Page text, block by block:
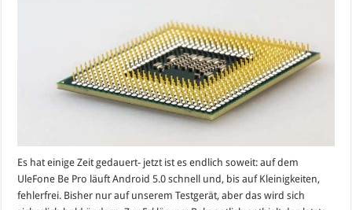
Es hat einige Zeit gedauert- jetzt ist es endlich soweit: auf dem
UleFone Be Pro läuft Android 5.0 schnell und, bis auf Kleinigkeiten,
fehlerfrei. Bisher nur auf unserem Testgerät, aber das wird sich